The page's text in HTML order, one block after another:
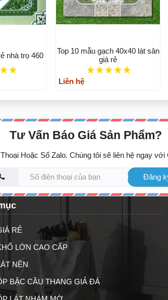
nhà trọ 460
Top 10 mẫu gạch 40x40 lát sân
giá rẻ
Liên hệ
Tư Vấn Báo Giá Sản Phẩm?
Hoặc Số Zalo. Chúng tôi sẽ liên hệ ngay
Đăng
RẺ
LỚN CAO CẤP
NỀN
BẬC CẦU THANG GIẢ ĐÁ